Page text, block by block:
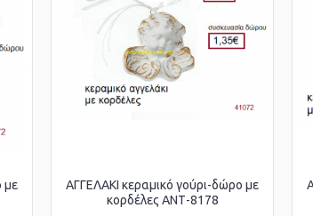
με
ΑΓΓΕΛΑΚΙ κεραμικό γούρι-δώρο με
κορδέλες ΑΝΤ-8178